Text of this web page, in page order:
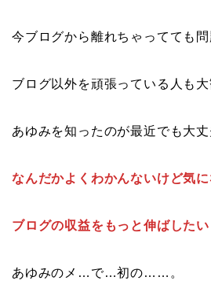
今ブログから離れちゃってても問
ブログ以外を頑張っている人も大
あゆみを知ったのが最近でも大丈
なんだかよくわかんないけど気
ブログの収益をもっと伸ばした
あゆみのメ…で…初の……。